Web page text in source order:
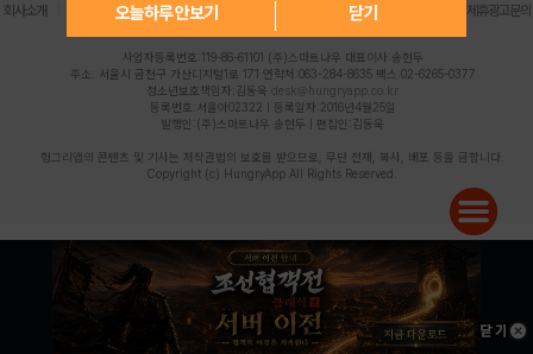
오늘하루 안보기 닫기
회사소개 | 개인정보 처리방침 불법촬영물 신고센터 제휴광고문의
사업자등록번호:119-86-61101 (주)스마트나우 대표이사:송현두
주소: 서울시 금천구 가산디지털1로 171 연락처:063-284-8635 팩스:02-6265-0377
청소년보호책임자:김동욱 desk@hungryapp.co.kr
등록번호:서울아02322 | 등록일자:2016년4월25일
발행인:(주)스마트나우 송현두 | 편집인:김동욱
헝그리앱의 콘텐츠 및 기사는 저작권법의 보호를 받으므로, 무단 전재, 복사, 배포 등을 금합니다.
Copyright (c) HungryApp All Rights Reserved.